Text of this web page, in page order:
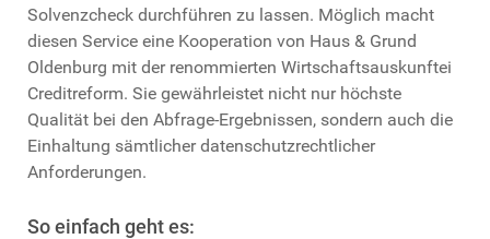
Solvenzcheck durchführen zu lassen. Möglich macht
diesen Service eine Kooperation von Haus & Grund
Oldenburg mit der renommierten Wirtschaftsauskunftei
Creditreform. Sie gewährleistet nicht nur höchste
Qualität bei den Abfrage-Ergebnissen, sondern auch die
Einhaltung sämtlicher datenschutzrechtlicher
Anforderungen.
So einfach geht es: